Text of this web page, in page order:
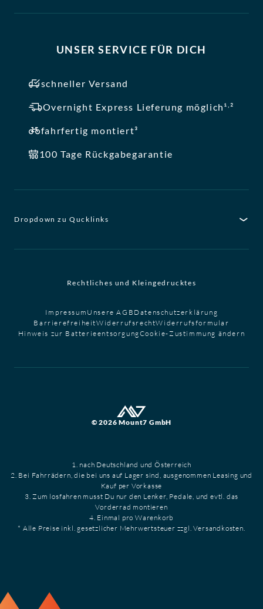
UNSER SERVICE FÜR DICH
schneller Versand
Overnight Express Lieferung möglich¹,²
fahrfertig montiert³
100 Tage Rückgabegarantie
Dropdown zu Qucklinks
Rechtliches und Kleingedrucktes
Impressum Unsere AGB Datenschutzerklärung
BarrierefreiheitWiderrufsrechtWiderrufsformular
Hinweis zur BatterieentsorgungCookie-Zustimmung ändern
© 2026 Mount7 GmbH
1. nach Deutschland und Österreich
2. Bei Fahrrädern, die bei uns auf Lager sind, ausgenommen Leasing und
Kauf per Vorkasse
3. Zum losfahren musst Du nur den Lenker, Pedale, und evtl. das
Vorderrad montieren
4. Einmal pro Warenkorb
* Alle Preise inkl. gesetzlicher Mehrwertsteuer zzgl. Versandkosten.